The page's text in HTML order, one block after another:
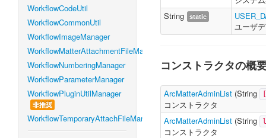
WorkflowCodeUtil
WorkflowCommonUtil
WorkflowImageManager
WorkflowMatterAttachmentFileManager
WorkflowNumberingManager
WorkflowParameterManager
WorkflowPluginUtilManager
非推奨
WorkflowTemporaryAttachFileManager
String static
ユーザ
コンストラクタの概
ArcMatterAdminList (String
コンストラクタ
ArcMatterAdminList (String
コンストラクタ